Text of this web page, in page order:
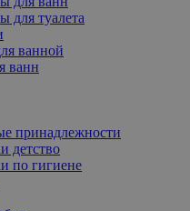
для туалета
ванной
ванн
принадлежности
детство
по гигиене